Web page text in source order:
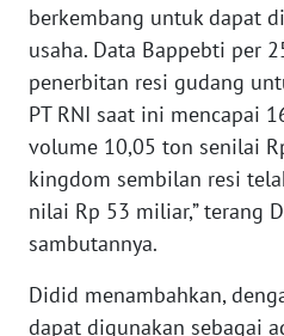
berkembang untuk dapat
usaha. Data Bappebti per
penerbitan resi gudang
PT RNI saat ini mencapai
volume 10,05 ton senilai
kingdom sembilan resi
nilai Rp 53 miliar,” terang
sambutannya.
Didid menambahkan,
dapat digunakan sebagai
Wahana
News
SUMUT
WN
JAKARTA